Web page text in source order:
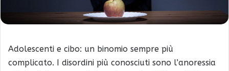
Adolescenti e cibo: un binomio sempre più
complicato. I disordini più conosciuti sono l’anoressia